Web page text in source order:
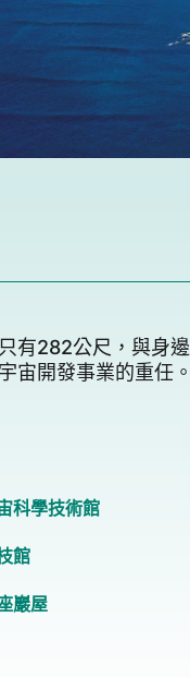
有282公尺，與身
宙開發事業的重
科學技術館
館
巖屋